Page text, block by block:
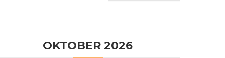
OKTOBER 2026